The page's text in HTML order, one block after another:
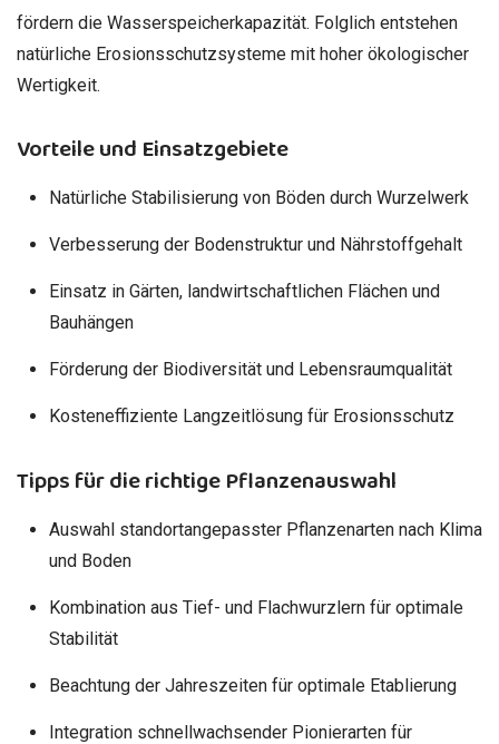
fördern die Wasserspeicherkapazität. Folglich entstehen
natürliche Erosionsschutzsysteme mit hoher ökologischer
Wertigkeit.
Vorteile und Einsatzgebiete
Natürliche Stabilisierung von Böden durch Wurzelwerk
Verbesserung der Bodenstruktur und Nährstoffgehalt
Einsatz in Gärten, landwirtschaftlichen Flächen und
Bauhängen
Förderung der Biodiversität und Lebensraumqualität
Kosteneffiziente Langzeitlösung für Erosionsschutz
Tipps für die richtige Pflanzenauswahl
Auswahl standortangepasster Pflanzenarten nach Klima
und Boden
Kombination aus Tief- und Flachwurzlern für optimale
Stabilität
Beachtung der Jahreszeiten für optimale Etablierung
Integration schnellwachsender Pionierarten für